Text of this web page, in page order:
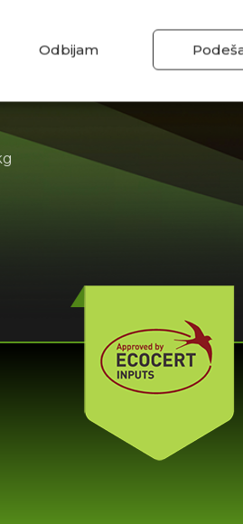
Odbijam
13,5%), (NH₄⁺: 11,5%) P₂O₅:
Mikroelementi (ME): B, Cu,